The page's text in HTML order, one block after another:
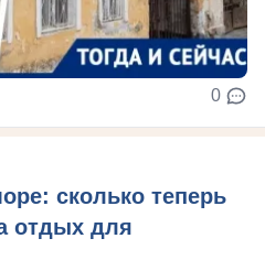
0
сколько теперь
отдых для